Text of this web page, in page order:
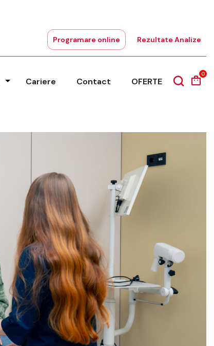
Programare online Rezultate Analize
Cariere Contact OFERTE
0